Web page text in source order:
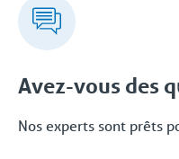
des conseils
livraison clé en main
solutions. Même
pouvez faire appel à
Avec notre propre
nous vous proposons
ensemble complet
Avez-vous des
Nos experts sont prêts